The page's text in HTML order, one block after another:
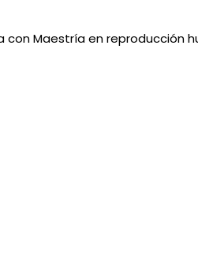
con Maestría en reproducción